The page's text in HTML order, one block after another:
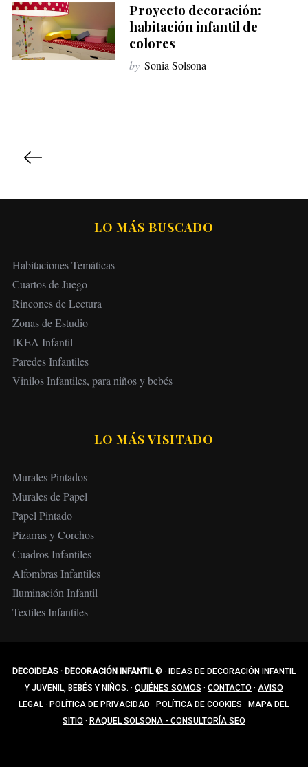
Proyecto decoración:
habitación infantil de
colores
by Sonia Solsona
i
c
i
ó
n
d
e
e
d
a
s
LO MÁS BUSCADO
Habitaciones Temáticas
Cuartos de Juego
Rincones de Lectura
Zonas de Estudio
IKEA Infantil
Paredes Infantiles
Vinilos Infantiles, para niños y bebés
LO MÁS VISITADO
Murales Pintados
Murales de Papel
Papel Pintado
Pizarras y Corchos
Cuadros Infantiles
Alfombras Infantiles
Iluminación Infantil
Textiles Infantiles
DECOIDEAS · DECORACIÓN INFANTIL© · IDEAS DE DECORACIÓN INFANTIL
Y JUVENIL, BEBÉS Y NIÑOS. · QUIÉNES SOMOS · CONTACTO · AVISO
LEGAL · POLÍTICA DE PRIVACIDAD · POLÍTICA DE COOKIES · MAPA DEL
SITIO · RAQUEL SOLSONA - CONSULTORÍA SEO